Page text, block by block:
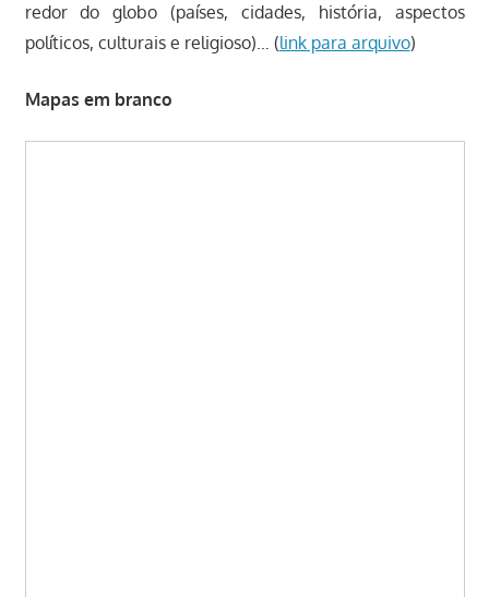
redor do globo (países, cidades, história, aspectos
políticos, culturais e religioso)… (link para arquivo)
Mapas em branco